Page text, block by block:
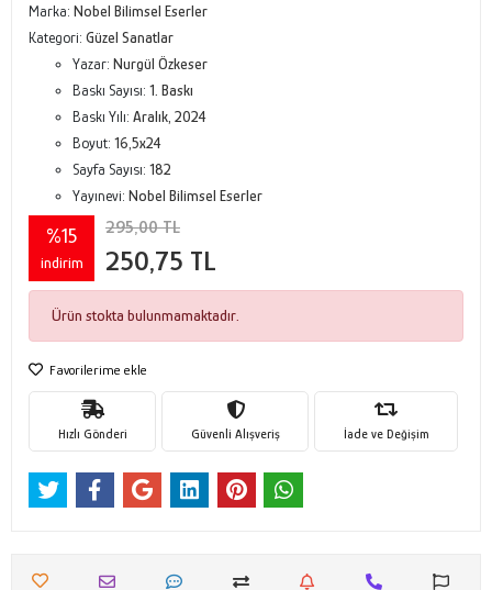
Marka: Nobel Bilimsel Eserler
Kategori: Güzel Sanatlar
Yazar: Nurgül Özkeser
Baskı Sayısı: 1. Baskı
Baskı Yılı: Aralık, 2024
Boyut: 16,5x24
Sayfa Sayısı: 182
Yayınevi: Nobel Bilimsel Eserler
%15
indirim
295,00 TL
250,75 TL
Ürün stokta bulunmamaktadır.
Favorilerime ekle
Hızlı Gönderi Güvenli Alışveriş İade ve Değişim